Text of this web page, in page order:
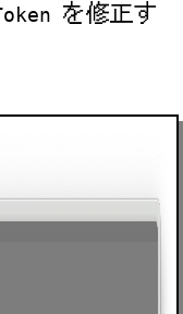
を修正す